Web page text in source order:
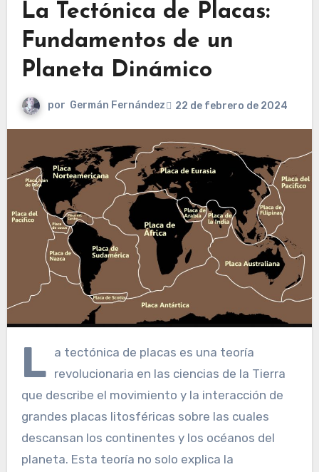
La Tectónica de Placas:
Fundamentos de un
Planeta Dinámico
por Germán Fernández 22 de febrero de 2024
L a tectónica de placas es una teoría
revolucionaria en las ciencias de la Tierra
que describe el movimiento y la interacción de
grandes placas litosféricas sobre las cuales
descansan los continentes y los océanos del
planeta. Esta teoría no solo explica la